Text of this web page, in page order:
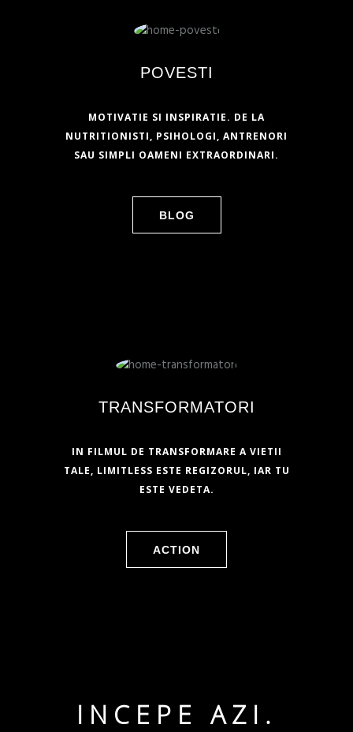
POVESTI
MOTIVATIE SI INSPIRATIE. DE LA
NUTRITIONISTI, PSIHOLOGI, ANTRENORI
SAU SIMPLI OAMENI EXTRAORDINARI.
BLOG
TRANSFORMATORI
IN FILMUL DE TRANSFORMARE A VIETII
TALE, LIMITLESS ESTE REGIZORUL, IAR TU
ESTE VEDETA.
ACTION
INCEPE AZI.